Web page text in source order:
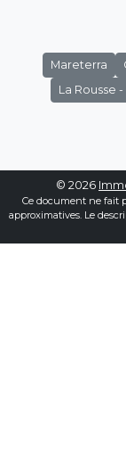
Mareterra
La Rousse
© 2026
Ce document ne fait
approximatives. Le